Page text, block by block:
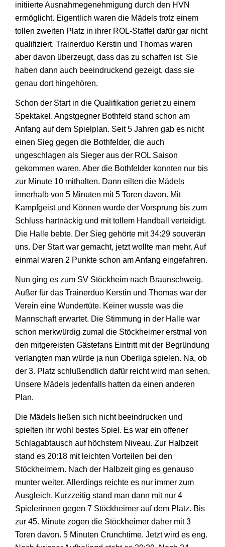
initiierte Ausnahmegenehmigung durch den HVN
ermöglicht. Eigentlich waren die Mädels trotz einem
tollen zweiten Platz in ihrer ROL-Staffel dafür gar nicht
qualifiziert. Trainerduo Kerstin und Thomas waren
aber davon überzeugt, dass das zu schaffen ist. Sie
haben dann auch beeindruckend gezeigt, dass sie
genau dort hingehören.
Schon der Start in die Qualifikation geriet zu einem
Spektakel. Angstgegner Bothfeld stand schon am
Anfang auf dem Spielplan. Seit 5 Jahren gab es nicht
einen Sieg gegen die Bothfelder, die auch
ungeschlagen als Sieger aus der ROL Saison
gekommen waren. Aber die Bothfelder konnten nur bis
zur Minute 10 mithalten. Dann eilten die Mädels
innerhalb von 5 Minuten mit 5 Toren davon. Mit
Kampfgeist und Können wurde der Vorsprung bis zum
Schluss hartnäckig und mit tollem Handball verteidigt.
Die Halle bebte. Der Sieg gehörte mit 34:29 souverän
uns. Der Start war gemacht, jetzt wollte man mehr. Auf
einmal waren 2 Punkte schon am Anfang eingefahren.
Nun ging es zum SV Stöckheim nach Braunschweig.
Außer für das Trainerduo Kerstin und Thomas war der
Verein eine Wundertüte. Keiner wusste was die
Mannschaft erwartet. Die Stimmung in der Halle war
schon merkwürdig zumal die Stöckheimer erstmal von
den mitgereisten Gästefans Eintritt mit der Begründung
verlangten man würde ja nun Oberliga spielen. Na, ob
der 3. Platz schlußendlich dafür reicht wird man sehen.
Unsere Mädels jedenfalls hatten da einen anderen
Plan.
Die Mädels ließen sich nicht beeindrucken und
spielten ihr wohl bestes Spiel. Es war ein offener
Schlagabtausch auf höchstem Niveau. Zur Halbzeit
stand es 20:18 mit leichten Vorteilen bei den
Stöckheimern. Nach der Halbzeit ging es genauso
munter weiter. Allerdings reichte es nur immer zum
Ausgleich. Kurzzeitig stand man dann mit nur 4
Spielerinnen gegen 7 Stöckheimer auf dem Platz. Bis
zur 45. Minute zogen die Stöckheimer daher mit 3
Toren davon. 5 Minuten Crunchtime. Jetzt wird es eng.